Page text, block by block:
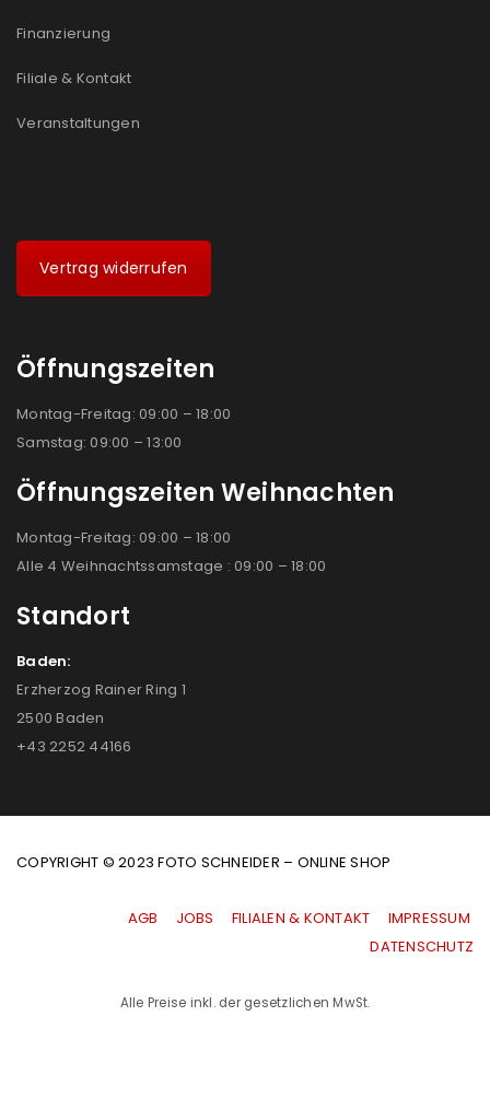
Finanzierung
Filiale & Kontakt
Veranstaltungen
Vertrag widerrufen
Öffnungszeiten
Montag-Freitag: 09:00 – 18:00
Samstag: 09:00 – 13:00
Öffnungszeiten Weihnachten
Montag-Freitag: 09:00 – 18:00
Alle 4 Weihnachtssamstage : 09:00 – 18:00
Standort
Baden:
Erzherzog Rainer Ring 1
2500 Baden
+43 2252 44166
COPYRIGHT © 2023 FOTO SCHNEIDER – ONLINE SHOP
AGB JOBS FILIALEN & KONTAKT
IMPRESSUM
|DATENSCHUTZ
Alle Preise inkl. der gesetzlichen MwSt.